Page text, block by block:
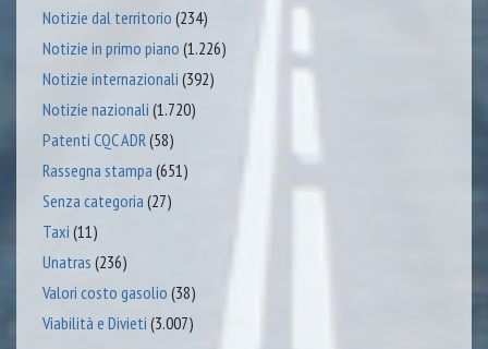
Notizie dal territorio (234)
Notizie in primo piano (1.226)
Notizie internazionali (392)
Notizie nazionali (1.720)
Patenti CQC ADR (58)
Rassegna stampa (651)
Senza categoria (27)
Taxi (11)
Unatras (236)
Valori costo gasolio (38)
Viabilità e Divieti (3.007)